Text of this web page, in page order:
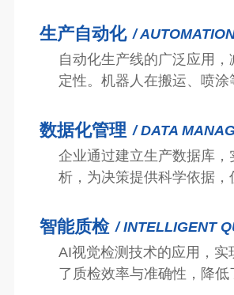
生产自动化 /
自动化生产线的广泛应用
定性。机器人在搬运、喷
数据化管理 / DATA
企业通过建立生产数据库
析，为决策提供科学依据，
智能质检 / INTELLIGENT
AI视觉检测技术的应用，
了质检效率与准确性，降低